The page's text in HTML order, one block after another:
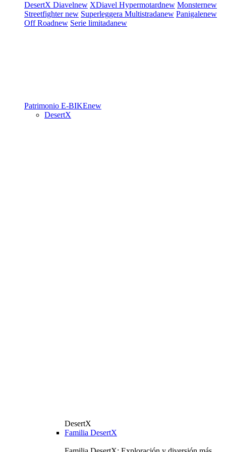
DesertX Diavelnew XDiavel Hypermotardnew Monsternew
Streetfighternew Superleggera Multistradanew Panigalenew
Off Roadnew Serie limitadanew
Patrimonio E-BIKEnew
DesertX
DesertX
Familia DesertX